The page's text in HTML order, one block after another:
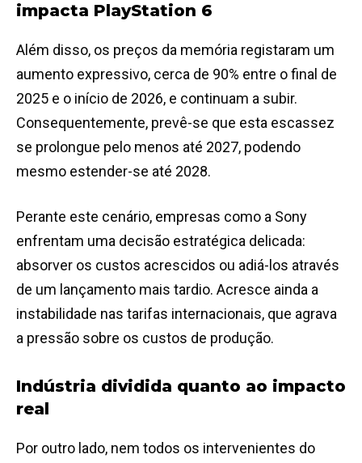
impacta PlayStation 6
Além disso, os preços da memória registaram um
aumento expressivo, cerca de 90% entre o final de
2025 e o início de 2026, e continuam a subir.
Consequentemente, prevê-se que esta escassez
se prolongue pelo menos até 2027, podendo
mesmo estender-se até 2028.
Perante este cenário, empresas como a Sony
enfrentam uma decisão estratégica delicada:
absorver os custos acrescidos ou adiá-los através
de um lançamento mais tardio. Acresce ainda a
instabilidade nas tarifas internacionais, que agrava
a pressão sobre os custos de produção.
Indústria dividida quanto ao impacto
real
Por outro lado, nem todos os intervenientes do